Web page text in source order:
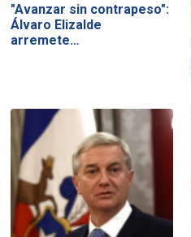
"Avanzar sin contrapeso":
Álvaro Elizalde
arremete…